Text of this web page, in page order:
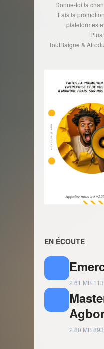
Donne-toi la
Fais la
plateformes
Plus
ToutBaigne &
EN ÉCOUTE
2.61 MB
2.80 MB